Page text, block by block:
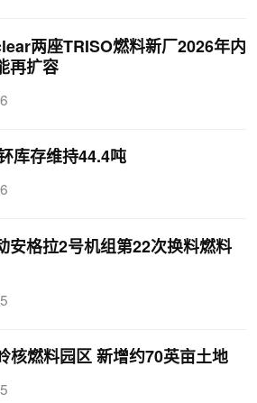
两座TRISO燃料新厂2026年内
再扩容
库存维持44.4吨
安格拉2号机组第22次换料燃料
核燃料园区 新增约70英亩土地